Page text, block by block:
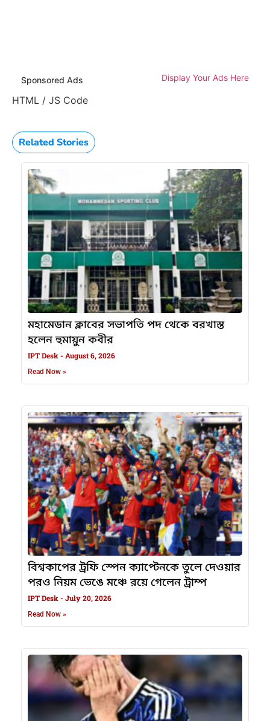
Sponsored Ads Display Your Ads Here
HTML / JS Code
Related Stories
মহামেডান ক্লাবের সভাপতি পদ থেকে বরখাস্ত
হলেন হুমায়ুন কবীর
IPT Desk August 6, 2026
Read Now »
বিশ্বকাপের ট্রফি স্পেন ক্যাপ্টেনকে তুলে দেওয়ার
পরও নিয়ম ভেঙে মঞ্চে রয়ে গেলেন ট্রাম্প
IPT Desk July 20, 2026
Read Now »